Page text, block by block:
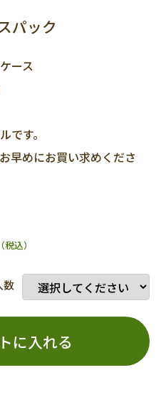
パック
ース
です。
早めにお買い求めくださ
（税込）
数
に入れる